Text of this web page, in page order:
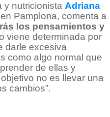
y nutricionista Adriana
Pamplona, comenta a
los pensamientos y
viene determinada por
darle excesiva
como algo normal que
de ellas y
no es llevar una
cambios”.